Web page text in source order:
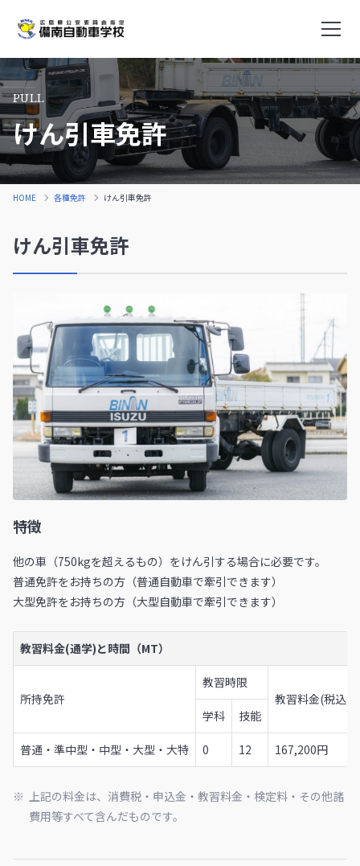
メニ
PULL
けん引車免許
HOME 各種免許 けん引車免許
けん引車免許
特徴
他の車（750kgを超えるもの）をけん引する場合に必要です。
普通免許をお持ちの方（普通自動車で牽引できます）
大型免許をお持ちの方（大型自動車で牽引できます）
教習料金(通学)と時間（MT）
所持免許
教習時限
教習料金(税込)
学科
技能
普通・準中型・中型・大型・大特 0 12 167,200円
上記の料金は、消費税・申込金・教習料金・検定料・その他諸
費用等すべて含んだものです。